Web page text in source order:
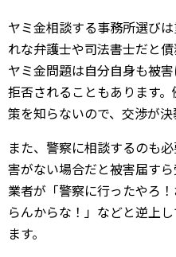
ヤミ金相談する事務所選び
れな弁護士や司法書士だと
ヤミ金問題は自分自身も被
拒否されることもあります
策を知らないので、交渉が決
また、警察に相談するのも
害がない場合だと被害届す
業者が「警察に行ったやろ
らんからな！」などと逆上
ます。